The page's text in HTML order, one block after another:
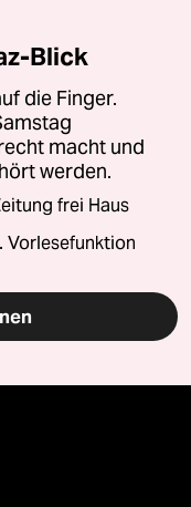
Blick
die Finger.
macht und
werden.
frei Haus
Vorlesefunktion